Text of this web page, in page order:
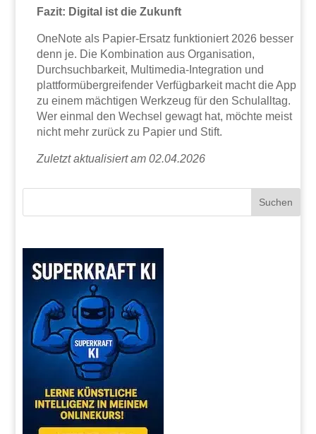
Fazit: Digital ist die Zukunft
OneNote als Papier-Ersatz funktioniert 2026 besser
denn je. Die Kombination aus Organisation,
Durchsuchbarkeit, Multimedia-Integration und
plattformübergreifender Verfügbarkeit macht die App
zu einem mächtigen Werkzeug für den Schulalltag.
Wer einmal den Wechsel gewagt hat, möchte meist
nicht mehr zurück zu Papier und Stift.
Zuletzt aktualisiert am 02.04.2026